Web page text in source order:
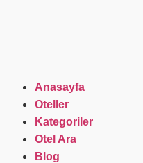
Anasayfa
Oteller
Kategoriler
Otel Ara
Blog